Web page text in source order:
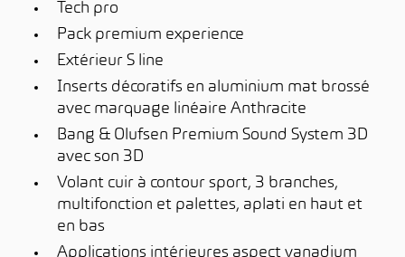
Tech pro
Pack premium experience
Extérieur S line
Inserts décoratifs en aluminium mat brossé
avec marquage linéaire Anthracite
Bang & Olufsen Premium Sound System 3D
avec son 3D
Volant cuir à contour sport, 3 branches,
multifonction et palettes, aplati en haut et
en bas
Applications intérieures aspect vanadium